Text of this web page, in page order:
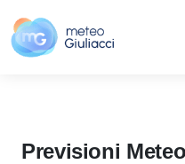
Previsioni